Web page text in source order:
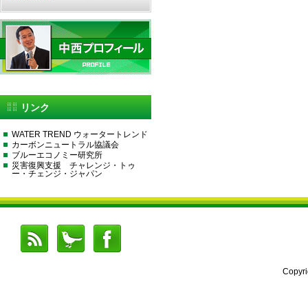
リンク
WATER TREND ウォータートレンド
カーボンニュートラル協議会
ブルーエコノミー研究所
災害復興支援 チャレンジ・トゥ
ー・チェンジ・ジャパン